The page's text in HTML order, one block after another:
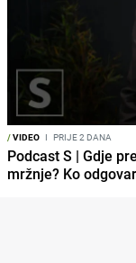
/VIDEO I PRIJE 2 DANA
Podcast S | Gdje
mržnje? Ko